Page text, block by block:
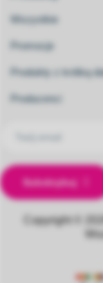
Wszystkie
Promocje
Produkty z krótką
Producenci
Subskrybuj
Copyright ©